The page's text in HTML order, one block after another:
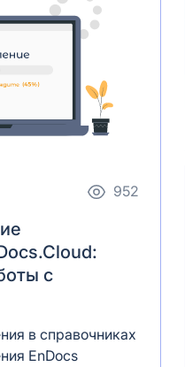
952
с
в справочниках
EnDocs